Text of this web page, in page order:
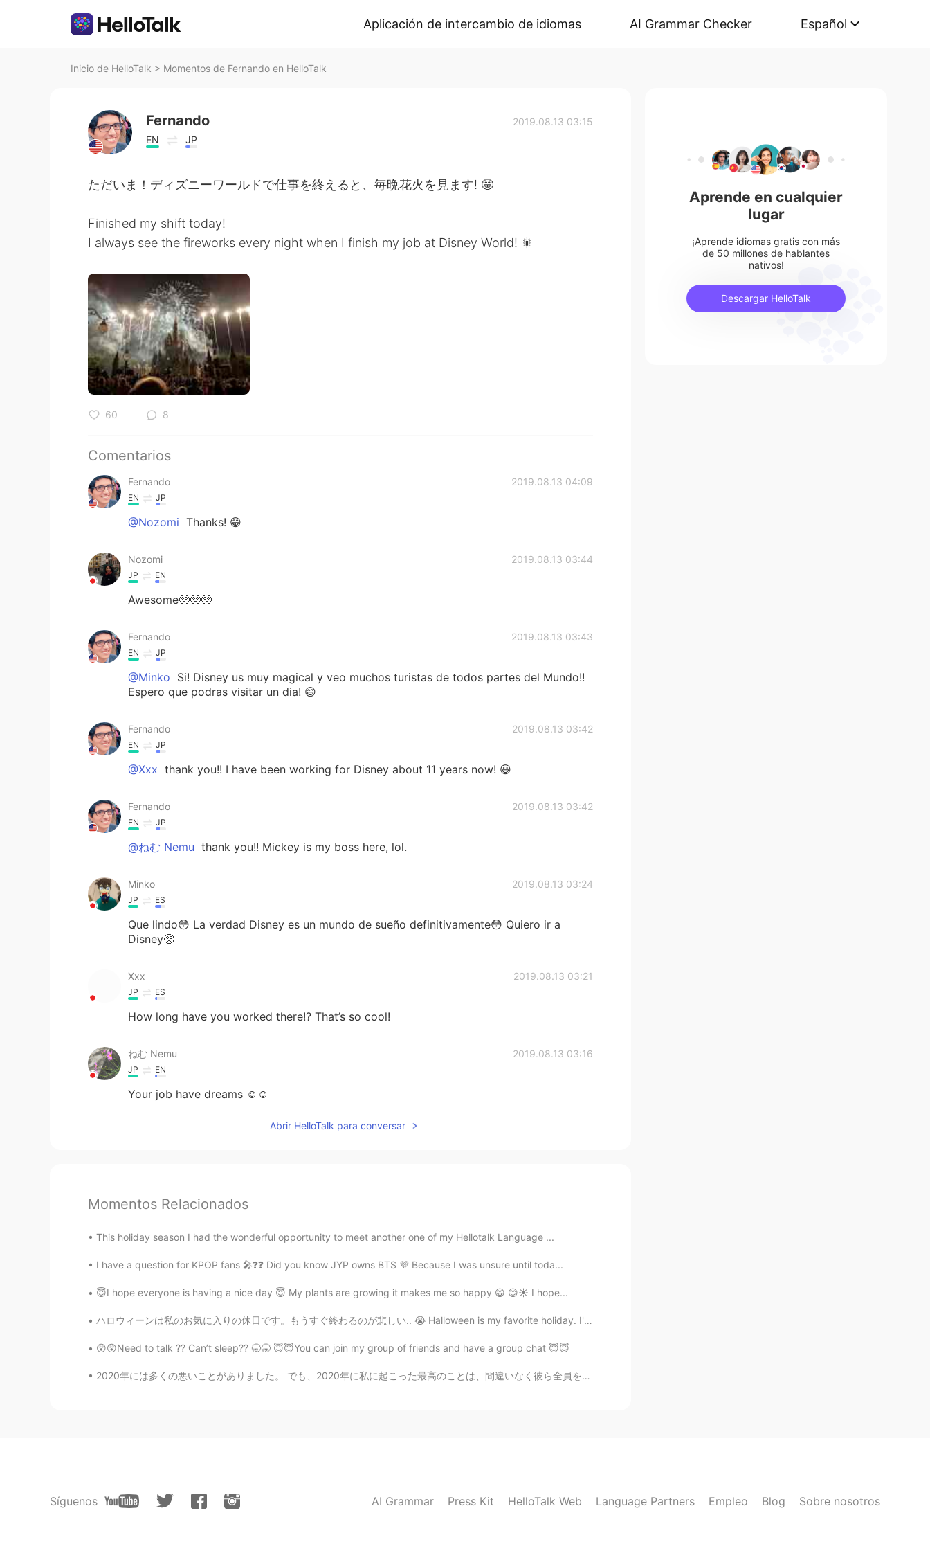
Aplicación de intercambio de idiomas AI Grammar Checker Español
Inicio de HelloTalk > Momentos de Fernando en HelloTalk
Fernando
EN JP
2019.08.13 03:15
ただいま！ディズニーワールドで仕事を終えると、毎晩花火を見ます! 🤩
Finished my shift today!
I always see the fireworks every night when I finish my job at Disney World! 🎇
60 8
Comentarios
Fernando 2019.08.13 04:09
EN JP
@Nozomi Thanks! 😁
Nozomi 2019.08.13 03:44
JP EN
Awesome🥺🥺🥺
Fernando 2019.08.13 03:43
EN JP
@Minko Si! Disney us muy magical y veo muchos turistas de todos partes del Mundo!!
Espero que podras visitar un dia! 😄
Fernando 2019.08.13 03:42
EN JP
@Xxx thank you!! I have been working for Disney about 11 years now! 😃
Fernando 2019.08.13 03:42
EN JP
@ねむ Nemu thank you!! Mickey is my boss here, lol.
Minko 2019.08.13 03:24
JP ES
Que lindo😳 La verdad Disney es un mundo de sueño definitivamente😳 Quiero ir a
Disney🥺
Xxx 2019.08.13 03:21
JP ES
How long have you worked there!? That’s so cool!
ねむ Nemu 2019.08.13 03:16
JP EN
Your job have dreams ☺☺
Abrir HelloTalk para conversar
Momentos Relacionados
This holiday season I had the wonderful opportunity to meet another one of my Hellotalk Language ...
I have a question for KPOP fans 🎤❓❓ Did you know JYP owns BTS 💜 Because I was unsure until toda...
😇I hope everyone is having a nice day 😇 My plants are growing it makes me so happy 😁 😊☀️ I hope...
ハロウィーンは私のお気に入りの休日です。もうすぐ終わるのが悲しい.. 😭 Halloween is my favorite holiday. I'm sad it is ending soon...
😲😲Need to talk ?? Can’t sleep?? 🥱🥱 😇😇You can join my group of friends and have a group chat 😇😇
2020年には多くの悪いことがありました。 でも、2020年に私に起こった最高のことは、間違いなく彼ら全員を打ち負かします。 この素晴らしい人を見つけ、それから私たちは初めて直接会いました。 そ...
Aprende en cualquier
lugar
¡Aprende idiomas gratis con más
de 50 millones de hablantes
nativos!
Descargar HelloTalk
Síguenos AI Grammar Press Kit HelloTalk Web Language Partners Empleo Blog Sobre nosotros